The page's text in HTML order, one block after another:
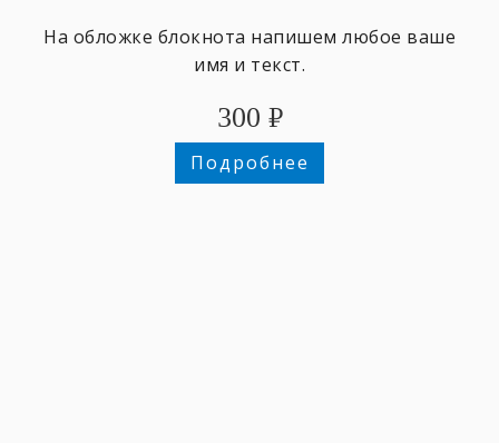
На обложке блокнота напишем любое ваше
имя и текст.
300 ₽
Подробнее